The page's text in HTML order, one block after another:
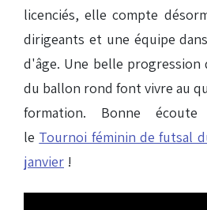
licenciés, elle compte
dirigeants et une équipe
d'âge. Une belle progression
du ballon rond font vivre au
formation. Bonne
le Tournoi féminin de futsal
janvier !